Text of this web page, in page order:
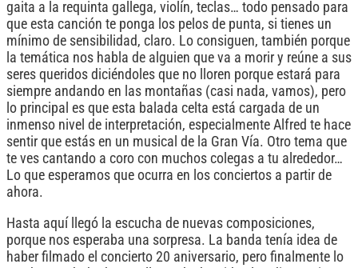
gaita a la requinta gallega, violín, teclas… todo pensado para
que esta canción te ponga los pelos de punta, si tienes un
mínimo de sensibilidad, claro. Lo consiguen, también porque
la temática nos habla de alguien que va a morir y reúne a sus
seres queridos diciéndoles que no lloren porque estará para
siempre andando en las montañas (casi nada, vamos), pero
lo principal es que esta balada celta está cargada de un
inmenso nivel de interpretación, especialmente Alfred te hace
sentir que estás en un musical de la Gran Vía. Otro tema que
te ves cantando a coro con muchos colegas a tu alrededor…
Lo que esperamos que ocurra en los conciertos a partir de
ahora.
Hasta aquí llegó la escucha de nuevas composiciones,
porque nos esperaba una sorpresa. La banda tenía idea de
haber filmado el concierto 20 aniversario, pero finalmente lo